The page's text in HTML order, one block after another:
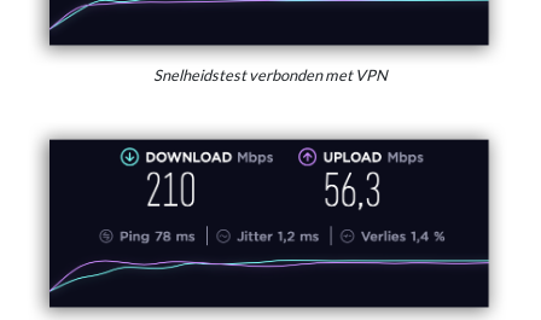
Snelheidstest verbonden met VPN